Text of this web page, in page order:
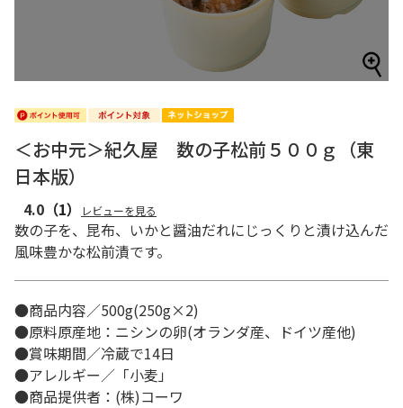
＜お中元＞紀久屋 数の子松前５００ｇ（東
日本版）
4.0 （1） レビューを見る
数の子を、昆布、いかと醤油だれにじっくりと漬け込んだ
風味豊かな松前漬です。
●商品内容／500g(250g×2)
●原料原産地：ニシンの卵(オランダ産、ドイツ産他)
●賞味期間／冷蔵で14日
●アレルギー／「小麦」
●商品提供者：(株)コーワ